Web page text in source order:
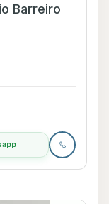
Barreiro